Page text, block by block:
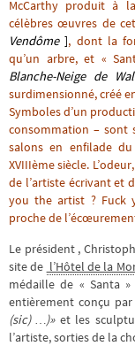
McCarthy produit à
célèbres œuvres de
Vendôme], dont la
qu’un arbre, et «
Blanche-Neige de
surdimensionné, créé
Symboles d’un
consommation – sont
salons en enfilade
XVIIIème siècle.
de l’artiste écrivant et
you the artist ? Fuck
proche de
Le président ,
site de l’Hôtel de la
médaille de « Santa
entièrement conçu
(sic)…)» et les
l’artiste, sorties de la